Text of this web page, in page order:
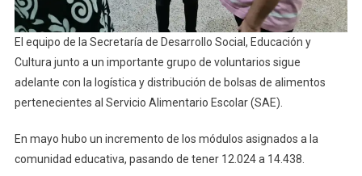
El equipo de la Secretaría de Desarrollo Social, Educación y
Cultura junto a un importante grupo de voluntarios sigue
adelante con la logística y distribución de bolsas de alimentos
pertenecientes al Servicio Alimentario Escolar (SAE).
En mayo hubo un incremento de los módulos asignados a la
comunidad educativa, pasando de tener 12.024 a 14.438.